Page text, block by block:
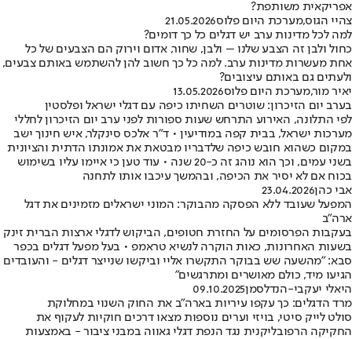
אפריקאית משותפת?
צהיי הגוס,מערכת היום פלוס21.05.2026
למה לכל מדינות ערב יש דגלים כל כך דומים?
כחול ולבן זה הצבע שלנו – ולבן, שחור, אדום וירוק הם הצבעים של כל
אחת מעשרות מדינות ערב. למה כל כך חשוב להן להשתמש באותם צבעים,
ולעתים גם באותם עיצובים?
יאיר מור,מערכת היום פלוס13.05.2026
בערב יום הזיכרון: שוטרים השחיתו כיפה עם דגלי ישראל ופלסטין
לפי התלונה, האירוע התרחש שעות ספורות לפני ערב יום הזיכרון לחללי
מערכות ישראל, בבית קפה במודיעין • ד"ר אלכס סינקלר, איש חינוך ישב
במקום כשהוא חובש כיפה שלדבריו מבטאת את אמונתו הדתית והציונית
בשני עמים, וכך הוא נוהג זה כ-20 שנה • עוד טען כי איימו עליו בשימוש
בכוח אם לא יסיר את הכיפה, ובהמשך עיכבו אותו לתחנה
אבי כהן23.04.2026
המפעל שעובד ללא הפסקה מהבוקר: המוני ישראלים מזמינים את דגל
ארה"ב
בעקבות הפרסומים על החזרת חטופים, הביקוש לדגלי ארצות הברית זינק
בשעות האחרונות, כאות הוקרה לנשיא טראמפ • בעל מפעל דגלים בכפר
סבא: "מהשעה שש בבוקר התקשרו אליי וביקשו שנייצר דגלים - והעובדים
הגיעו מיד, כולם מאושרים ומתרגשים"
היאלי יעקבי-הנדלסמן09.10.2025
מרד הדגלים: כך עקפו עיריות בארה"ב את החוק השנוי במחלוקת
סולט לייק סיטי, בויזי וערים נוספות מצאו דרכים חוקיות לעקוף את
החקיקה הרפובליקנית נגד הנפת דגלי גאווה במבני ציבור - באמצעות